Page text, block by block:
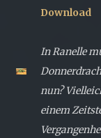
Download
In Ranelle
nun?
einem